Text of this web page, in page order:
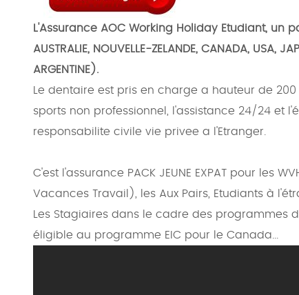
L'Assurance AOC Working Holiday Etudiant, un
AUSTRALIE, NOUVELLE-ZELANDE, CANADA, USA,
ARGENTINE).
Le dentaire est pris en charge a hauteur de
sports non professionnel, l'assistance 24/24 et
responsabilite civile vie privee a l'Etranger.
C'est l'assurance PACK JEUNE EXPAT pour les
Vacances Travail), les Aux Pairs, Etudiants à
Les Stagiaires dans le cadre des programmes
éligible au programme EIC pour le Canada...